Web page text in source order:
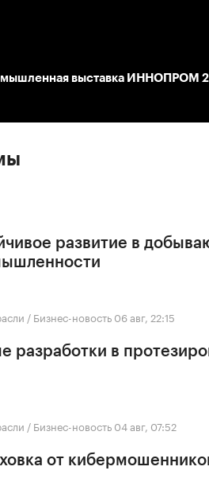
выставка ИННОПРОМ
развитие в
/ Бизнес-новость06 авг, 22:15
разработки в
/ Бизнес-новость04 авг, 07:52
от